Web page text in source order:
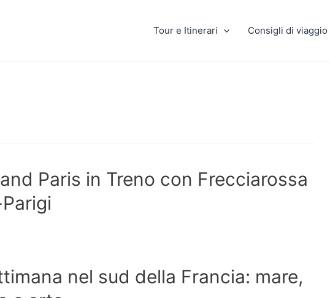
Tour e Itinerari Consigli di viaggio
Paris in Treno con Frecciarossa
nel sud della Francia: mare,